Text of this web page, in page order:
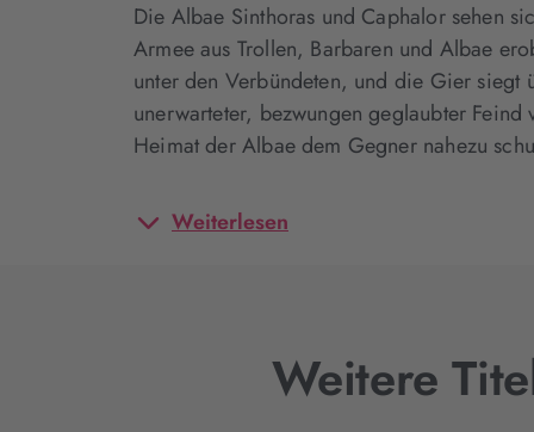
Die Albae Sinthoras und Caphalor sehen
Armee aus Trollen, Barbaren und Albae
unter den Verbündeten, und die Gier siegt
unerwarteter, bezwungen geglaubter
Heimat der Albae dem Gegner nahezu
Weiterlesen
Weitere